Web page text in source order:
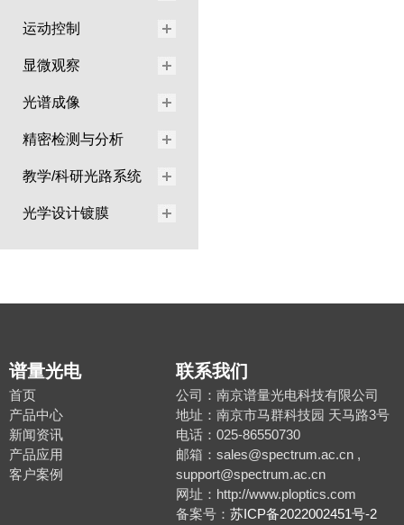
运动控制
显微观察
光谱成像
精密检测与分析
教学/科研光路系统
光学设计镀膜
谱量光电
首页
产品中心
新闻资讯
产品应用
客户案例
联系我们
公司：南京谱量光电科技有限公司
地址：南京市马群科技园 天马路3号
电话：025-86550730
邮箱：sales@spectrum.ac.cn ,
support@spectrum.ac.cn
网址：http://www.ploptics.com
备案号： 苏ICP备2022002451号-2